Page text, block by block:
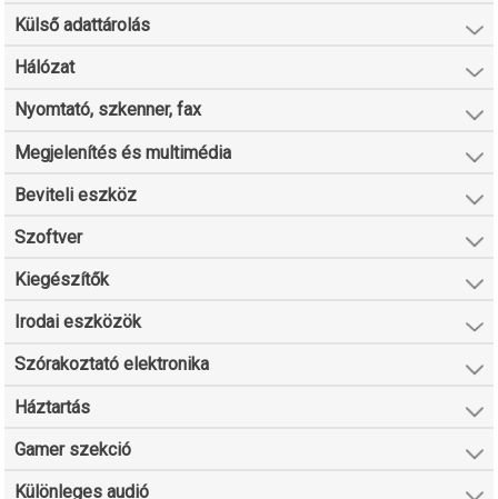
Külső adattárolás
Hálózat
Nyomtató, szkenner, fax
Megjelenítés és multimédia
Beviteli eszköz
Szoftver
Kiegészítők
Irodai eszközök
Szórakoztató elektronika
Háztartás
Gamer szekció
Különleges audió